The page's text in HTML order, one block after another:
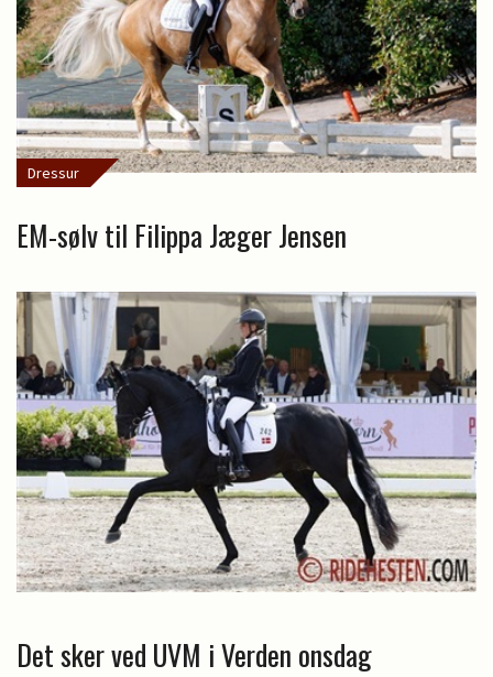
Dressur
EM-sølv til Filippa Jæger Jensen
Det sker ved UVM i Verden onsdag